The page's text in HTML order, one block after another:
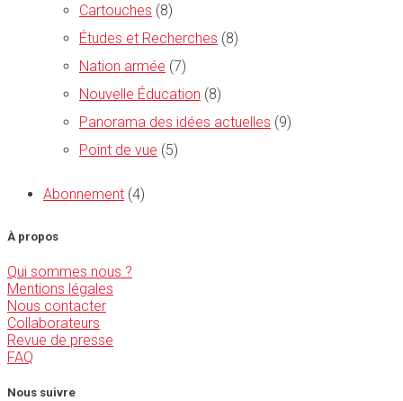
Cartouches (8)
Études et Recherches (8)
Nation armée (7)
Nouvelle Éducation (8)
Panorama des idées actuelles (9)
Point de vue (5)
Abonnement (4)
À propos
Qui sommes nous ?
Mentions légales
Nous contacter
Collaborateurs
Revue de presse
FAQ
Nous suivre